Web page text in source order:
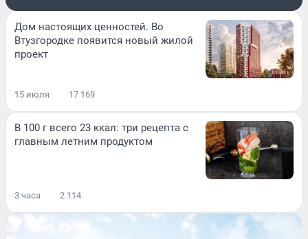
Дом настоящих ценностей. Во
Втузгородке появится новый жилой
проект
15 июля 17 169
В 100 г всего 23 ккал: три рецепта с
главным летним продуктом
3 часа 2 114